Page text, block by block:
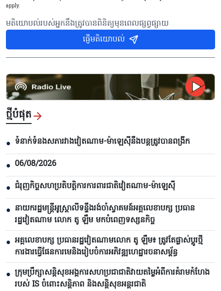
apply.
មតិយោបល់របស់អ្នកនឹងត្រូវបានពិនិត្យមុនពេលផ្សព្វផ្សាយ
ផ្ញើមតិយោបល់
ថ្មីបំផុត
● ទំនាក់ទំនងសភារវាងវៀតណាម-ម៉ាឡេស៊ីនឹងបន្តត្រូវបានពង្រីក
● 06/08/2026
● ជំរុញកិច្ចសហប្រតិបត្តិការការពារជាតិវៀតណាម-ម៉ាឡេស៊ី
● នាយករដ្ឋមន្ត្រីអូស្ត្រាលីទន្ទឹងរង់ចាំស្វាគមន៍អគ្គលេខាបក្ស ប្រធាន
រដ្ឋវៀតណាម លោក តូ ឡឹម មកបំពេញទស្សនកិច្ច
● អគ្គលេខាបក្ស ប្រធានរដ្ឋវៀតណាមលោក តូ ឡឹម៖ ត្រូវតែផ្លាស់ប្ដូរថ្មី
ការងារធ្វើផែនការមេនិងរៀបចំការអភិវឌ្ឍហេដ្ឋារចនាសម្ព័ន្ធ
● ក្រុមប្រឹក្សាសន្តិសុខអង្គការសហប្រជាជាតិវាយតម្លៃអំពីការគំរាមកំហែង
របស់ IS ចំពោះសន្តិភាព និងសន្តិសុខអន្តរជាតិ